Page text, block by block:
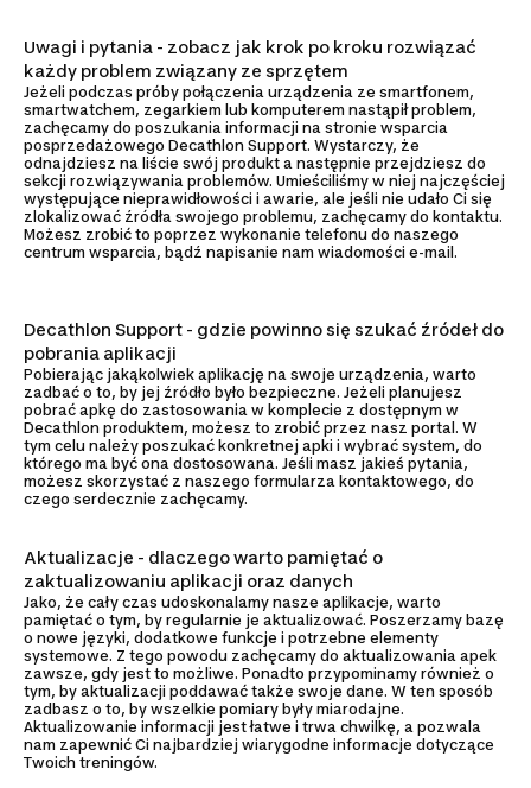
Uwagi i pytania - zobacz jak krok po kroku rozwiązać
każdy problem związany ze sprzętem
Jeżeli podczas próby połączenia urządzenia ze smartfonem,
smartwatchem, zegarkiem lub komputerem nastąpił problem,
zachęcamy do poszukania informacji na stronie wsparcia
posprzedażowego Decathlon Support. Wystarczy, że
odnajdziesz na liście swój produkt a następnie przejdziesz do
sekcji rozwiązywania problemów. Umieściliśmy w niej najczęściej
występujące nieprawidłowości i awarie, ale jeśli nie udało Ci się
zlokalizować źródła swojego problemu, zachęcamy do kontaktu.
Możesz zrobić to poprzez wykonanie telefonu do naszego
centrum wsparcia, bądź napisanie nam wiadomości e-mail.
Decathlon Support - gdzie powinno się szukać źródeł do
pobrania aplikacji
Pobierając jakąkolwiek aplikację na swoje urządzenia, warto
zadbać o to, by jej źródło było bezpieczne. Jeżeli planujesz
pobrać apkę do zastosowania w komplecie z dostępnym w
Decathlon produktem, możesz to zrobić przez nasz portal. W
tym celu należy poszukać konkretnej apki i wybrać system, do
którego ma być ona dostosowana. Jeśli masz jakieś pytania,
możesz skorzystać z naszego formularza kontaktowego, do
czego serdecznie zachęcamy.
Aktualizacje - dlaczego warto pamiętać o
zaktualizowaniu aplikacji oraz danych
Jako, że cały czas udoskonalamy nasze aplikacje, warto
pamiętać o tym, by regularnie je aktualizować. Poszerzamy bazę
o nowe języki, dodatkowe funkcje i potrzebne elementy
systemowe. Z tego powodu zachęcamy do aktualizowania apek
zawsze, gdy jest to możliwe. Ponadto przypominamy również o
tym, by aktualizacji poddawać także swoje dane. W ten sposób
zadbasz o to, by wszelkie pomiary były miarodajne.
Aktualizowanie informacji jest łatwe i trwa chwilkę, a pozwala
nam zapewnić Ci najbardziej wiarygodne informacje dotyczące
Twoich treningów.